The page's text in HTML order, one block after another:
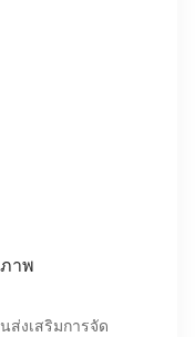
าพ
ส่งเสริมการจัด